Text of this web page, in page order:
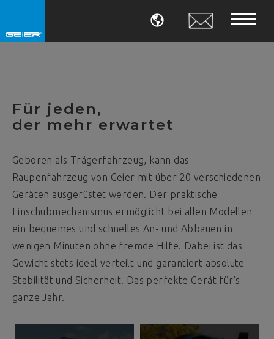
SPRACHE
Für jeden,
der mehr erwartet
Geboren als Trägerfahrzeug, kann das
Raupenfahrzeug von Geier mit über 20 verschiedenen
Geräten ausgerüstet werden. Der praktische
Einschubmechanismus ermöglicht bei allen Modellen
ein bequemes und schnelles An- und Abbauen in
wenigen Minuten ohne fremde Hilfe. Dabei ist das
Gewicht stets ideal verteilt und garantiert absolute
Stabilität und Sicherheit. Das perfekte Gerät für's
ganze Jahr.